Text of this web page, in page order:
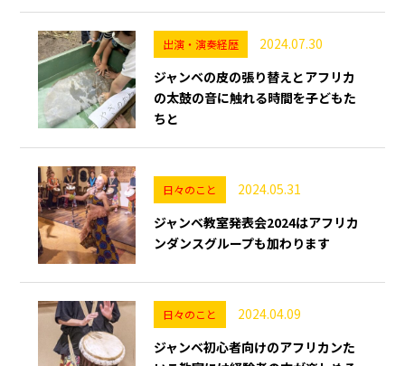
出演・演奏経歴
2024.07.30
ジャンベの皮の張り替えとアフリカ
の太鼓の音に触れる時間を子どもた
ちと
日々のこと
2024.05.31
ジャンベ教室発表会2024はアフリカ
ンダンスグループも加わります
日々のこと
2024.04.09
ジャンベ初心者向けのアフリカンた